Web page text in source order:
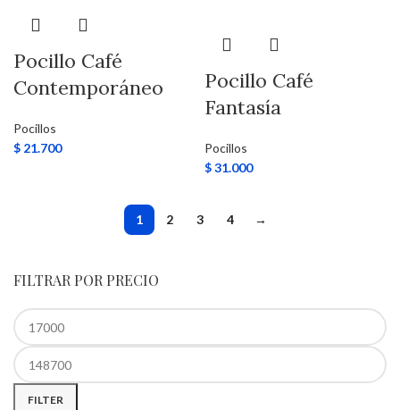
FILTRAR POR PRECIO
FILTER
Pocillo Café
Contemporáneo
Pocillos
$ 21.700
Pocillo Café
Fantasía
Pocillos
$31.000
1 2 3 4 →